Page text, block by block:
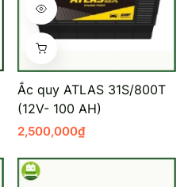
Ắc quy ATLAS 31S/800T
(12V- 100 AH)
2,500,000₫